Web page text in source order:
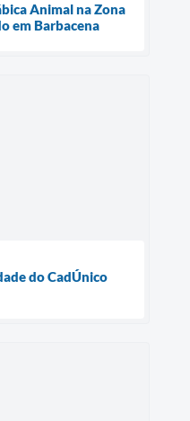
Animal na Zona
em Barbacena
do CadÚnico